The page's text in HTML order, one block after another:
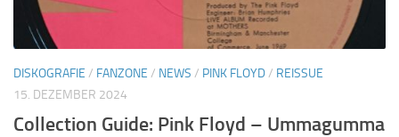
DISKOGRAFIE / FANZONE / NEWS / PINK FLOYD/ REISSUE
15. DEZEMBER 2024
Collection Guide: Pink Floyd – Ummagumma